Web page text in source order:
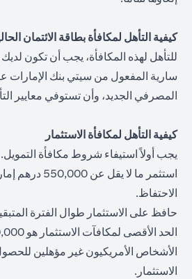
كيفية التأهل لمكافأة بطاقة الائتمان
للتأهل لهذه المكافأة، يجب أن تكون
سارية المفعول من سيتي بنك الإمارات
المصرفي الجديد، وأن تستوفي معايير
كيفية التأهل لمكافأة الاستثمار
يجب أولاً استيفاء شروط مكافأة التمويل.
استثمر ما لا يقل
الاحتفاظ.
حافظ على الاستثمار طوال الفترة
الحد الأقصى لمكافآت الاستثمار هو 10,000 درهم إماراتي.
الأشخاص الأمريكيون غير مؤهلين
الاستثمار.